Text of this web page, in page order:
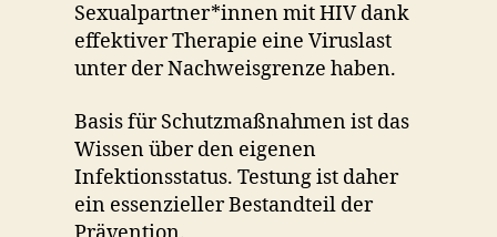
Sexualpartner*innen mit HIV dank
effektiver Therapie eine Viruslast
unter der Nachweisgrenze haben.
Basis für Schutzmaßnahmen ist das
Wissen über den eigenen
Infektionsstatus. Testung ist daher
ein essenzieller Bestandteil der